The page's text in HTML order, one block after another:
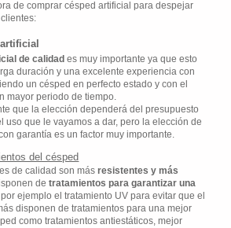
de comprar césped artificial para despejar
de calidad es muy importante ya que esto
duración y una excelente experiencia con
un césped en perfecto estado y con el
mayor periodo de tiempo.
que la elección dependerá del presupuesto
uso que le vayamos a dar, pero la elección de
garantía es un factor muy importante.
del césped
de calidad son másresistentes y más
detratamientos para garantizar una
ejemplo el tratamiento UV para evitar que el
disponen de tratamientos para una mejor
como tratamientos antiestáticos, mejor